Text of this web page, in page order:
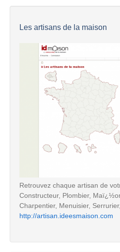
Les artisans de la maison
Retrouvez chaque artisan de
Constructeur, Plombier,
Charpentier, Menuisier,
http://artisan.ideesmaison.com